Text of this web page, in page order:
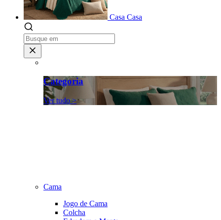
Casa Casa
Categoria
Ver tudo >
Cama
Jogo de Cama
Colcha